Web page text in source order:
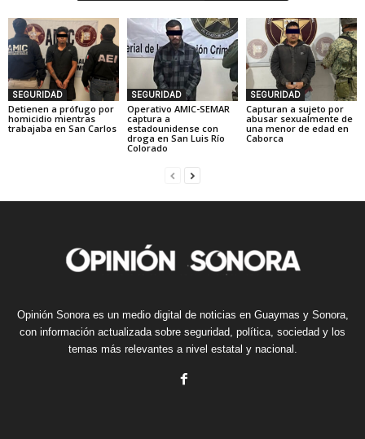
SEGURIDAD
Detienen a prófugo por
homicidio mientras
trabajaba en San Carlos
SEGURIDAD
Operativo AMIC-SEMAR
captura a
estadounidense con
droga en San Luis Río
Colorado
SEGURIDAD
Capturan a sujeto por
abusar sexualmente de
una menor de edad en
Caborca
Opinión Sonora es un medio digital de noticias en Guaymas y Sonora,
con información actualizada sobre seguridad, política, sociedad y los
temas más relevantes a nivel estatal y nacional.